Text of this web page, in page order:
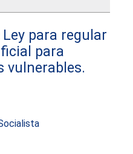
para regular
para
vulnerables.